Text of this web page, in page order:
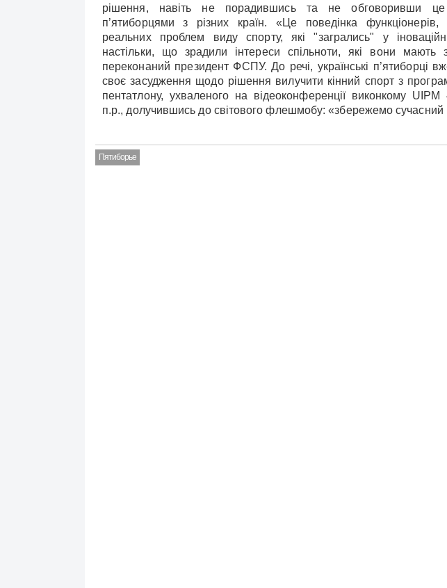
рішення, навіть не порадившись та не обговоривши
п’ятиборцями з різних країн. «Це поведінка функціонерів,
реальних проблем виду спорту, які "загрались" у
настільки, що зрадили інтереси спільноти, які вони мають
переконаний президент ФСПУ. До речі, українські п’ятиборці
своє засудження щодо рішення вилучити кінний спорт з
пентатлону, ухваленого на відеоконференції виконкому
п.р., долучившись до світового флешмобу: «збережемо сучасний
Пятиборье